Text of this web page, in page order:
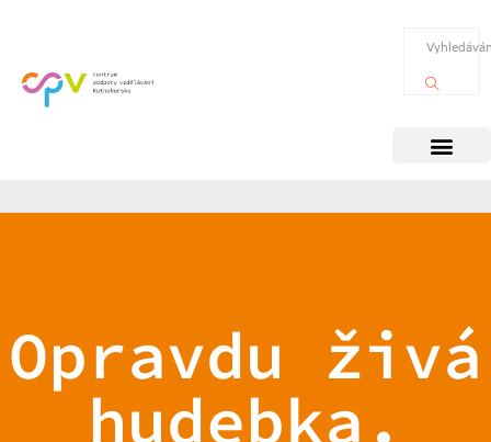
Opravdu živá
hudebka.